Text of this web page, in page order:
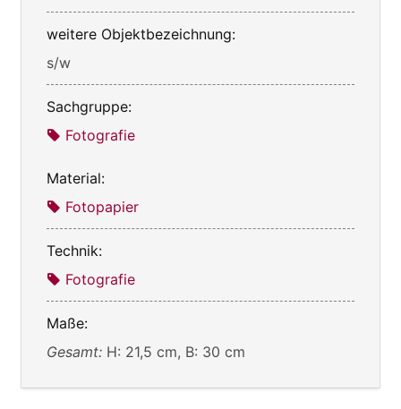
weitere Objektbezeichnung:
s/w
Sachgruppe:
Fotografie
Material:
Fotopapier
Technik:
Fotografie
Maße:
Gesamt: H: 21,5 cm, B: 30 cm